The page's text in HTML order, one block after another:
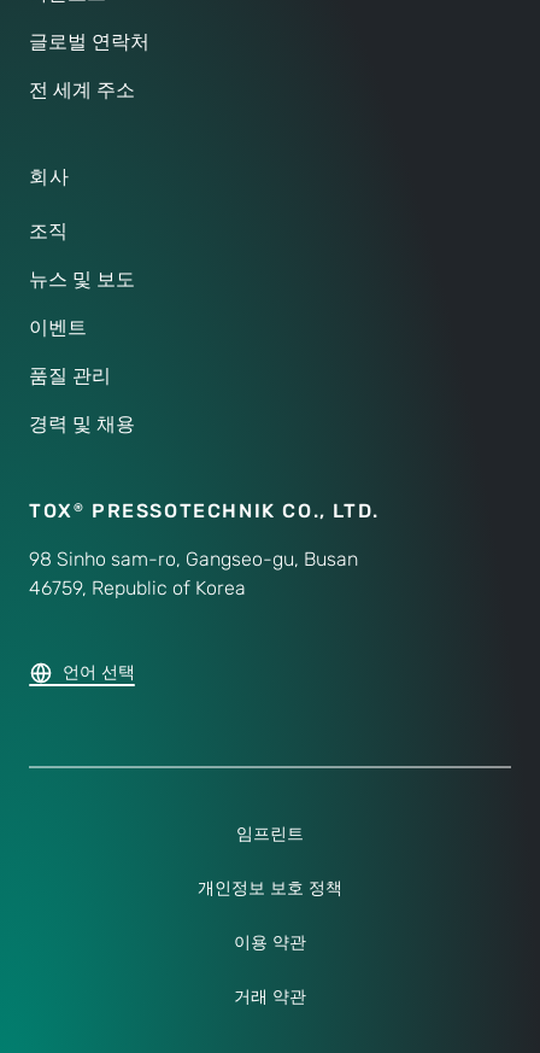
글로벌 연락처
전 세계 주소
회사
조직
뉴스 및 보도
이벤트
품질 관리
경력 및 채용
언어 선택
TOX® PRESSOTECHNIK CO., LTD.
98 Sinho sam-ro, Gangseo-gu, Busan
46759, Republic of Korea
임프린트
개인정보 보호 정책
이용 약관
거래 약관